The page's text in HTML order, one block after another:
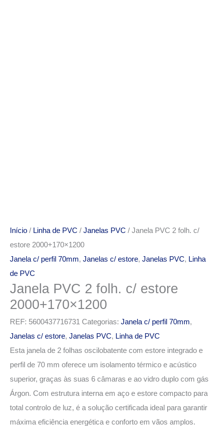
Início / Linha de PVC / Janelas PVC / Janela PVC 2 folh. c/
estore 2000+170×1200
Janela c/ perfil 70mm, Janelas c/ estore, Janelas PVC, Linha
de PVC
Janela PVC 2 folh. c/ estore
2000+170×1200
REF: 5600437716731 Categorias: Janela c/ perfil 70mm,
Janelas c/ estore, Janelas PVC, Linha de PVC
Esta janela de 2 folhas oscilobatente com estore integrado e
perfil de 70 mm oferece um isolamento térmico e acústico
superior, graças às suas 6 câmaras e ao vidro duplo com gás
Árgon. Com estrutura interna em aço e estore compacto para
total controlo de luz, é a solução certificada ideal para garantir
máxima eficiência energética e conforto em vãos amplos.